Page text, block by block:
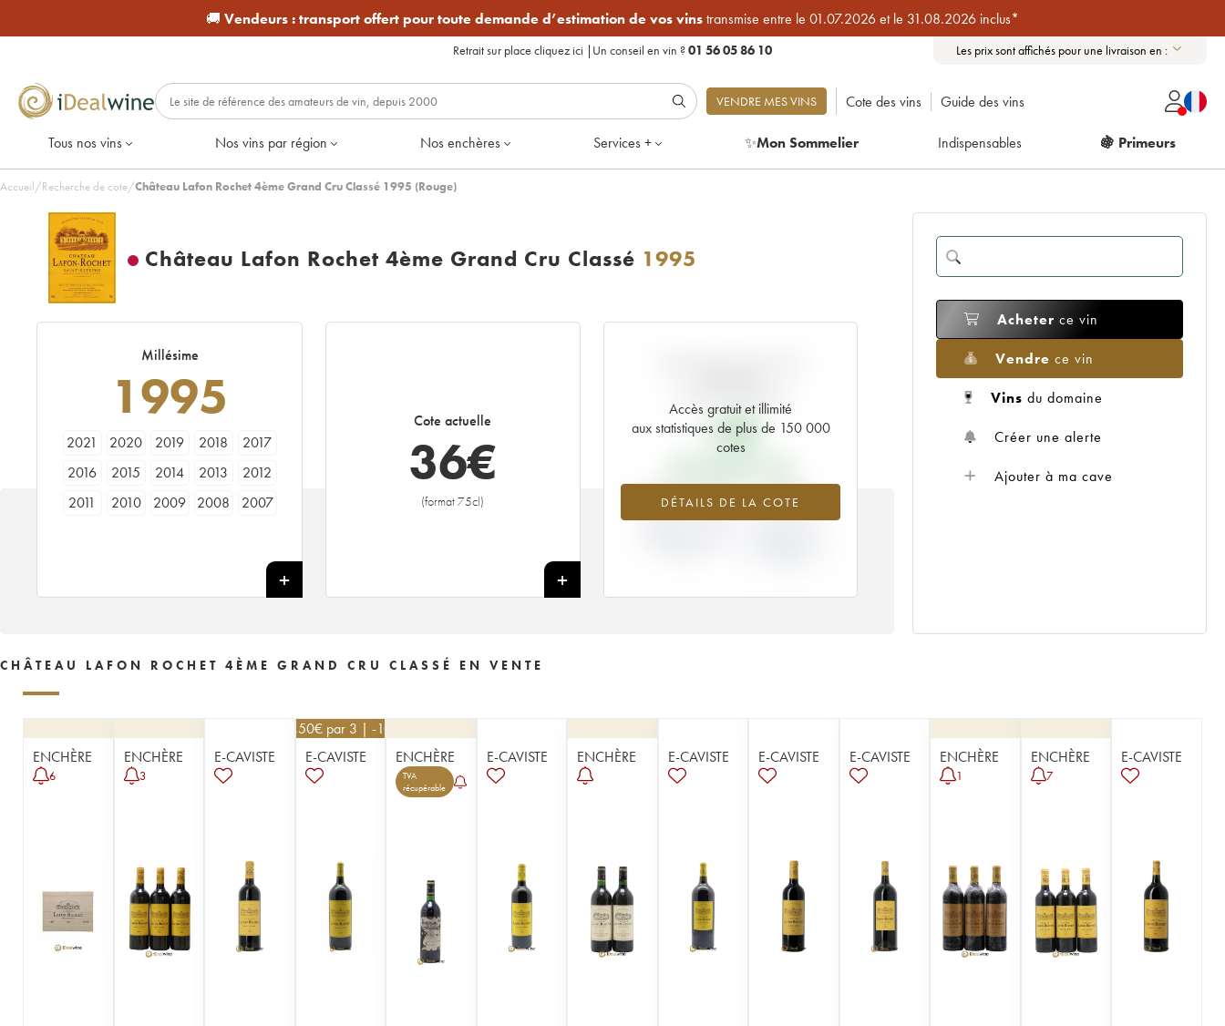
🚚 Vendeurs :transport offert pour toute demande d’estimation de vos vinstransmise entre le 01.07.2026 et le 31.08.2026 inclus*
Retrait sur place cliquez ici | Un conseil en vin ?01 56 05 86 10 Les prix sont affichés pour une livraison en :
VENDRE MES VINS Cote des vins Guide des vins
Tous nos vins Nos vins par région Nos enchères Services + ✨Mon Sommelier Indispensables 🍇 Primeurs
Accueil/Recherche de cote/Château Lafon Rochet 4ème Grand Cru Classé 1995 (Rouge)
Château Lafon Rochet 4ème Grand Cru Classé 1995
Millésime
1995
2021 2020 2019 2018
2017
2016
2015 2014 2013
2012
2011
2010 2009 2008
2007
1997
1996
1995 1994 1993
1992
1971
1970 1969 1966
1961 1957
Cote actuelle
36€
(format 75cl)
+
Accès gratuit et illimité
aux statistiques de plus de 150 000
cotes
DÉTAILS DE LA COTE
13€
+180.38% +30%
Acheter ce vin
Vendre ce vin
Vins du domaine
Créer une alerte
Ajouter à ma cave
CHÂTEAU LAFON ROCHET 4ÈME GRAND CRU CLASSÉ EN VENTE
ENCHÈRE
6
ENCHÈRE
3
E-CAVISTE
76,50€ par 3 | -10%
E-CAVISTE
ENCHÈRE
TVA
récupérable
E-CAVISTE ENCHÈRE E-CAVISTE E-CAVISTE E-CAVISTE ENCHÈRE
1
ENCHÈRE
7
E-CAVISTE